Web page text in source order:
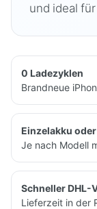
und ideal
0 Ladezyklen
Brandneue
Einzelakku
Je nach Modell
Schneller DHL-
Lieferzeit in der